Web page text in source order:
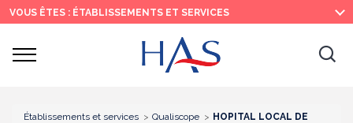
Recherche
Menu
principal
Contenu
principal
VOUS ÊTES : ÉTABLISSEMENTS ET SERVICES
Ouvrir
Établissements et services Qualiscope
HOPITAL LOCAL DE